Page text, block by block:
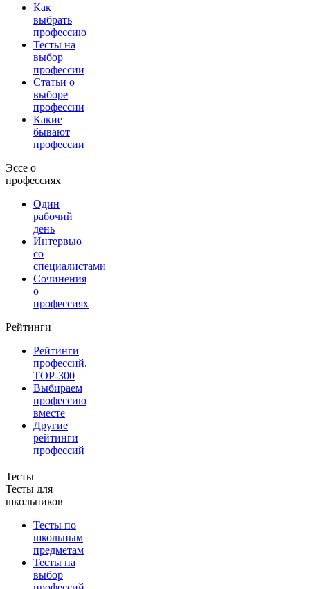
Как
выбрать
профессию
Тесты на
выбор
профессии
Статьи о
выборе
профессии
Какие
бывают
профессии
Эссе о
профессиях
Один
рабочий
день
Интервью
со
специалистами
Сочинения
о
профессиях
Рейтинги
Рейтинги
профессий.
TOP-300
Выбираем
профессию
вместе
Другие
рейтинги
профессий
Тесты
Тесты для
школьников
Тесты по
школьным
предметам
Тесты на
выбор